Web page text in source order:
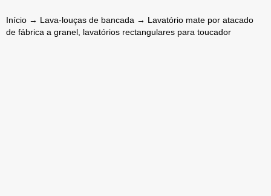
Início → Lava-louças de bancada → Lavatório mate por atacado
de fábrica a granel, lavatórios rectangulares para toucador